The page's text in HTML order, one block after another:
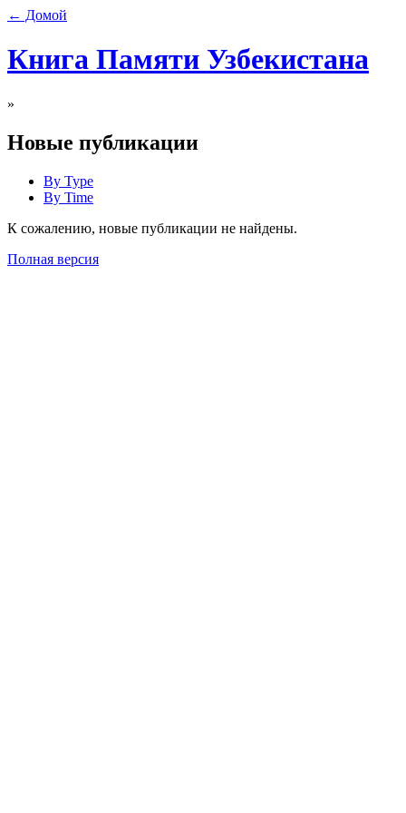
← Домой
Книга Памяти Узбекистана
»
Новые публикации
By Type
By Time
К сожалению, новые публикации не найдены.
Полная версия